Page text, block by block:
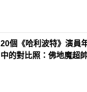
20個《哈利波特》演員
中的對比照：佛地魔超